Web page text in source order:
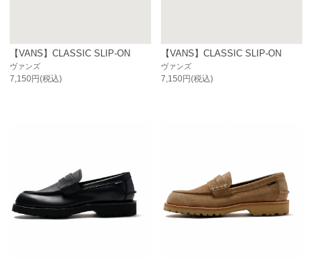
【VANS】CLASSIC SLIP-ON
ヴァンズ
7,150円(税込)
【VANS】CLASSIC SLIP-ON
ヴァンズ
7,150円(税込)